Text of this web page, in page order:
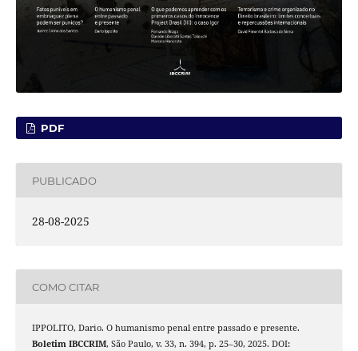
PDF
PUBLICADO
28-08-2025
COMO CITAR
IPPOLITO, Dario. O humanismo penal entre passado e presente.
Boletim IBCCRIM, São Paulo, v. 33, n. 394, p. 25–30, 2025. DOI: